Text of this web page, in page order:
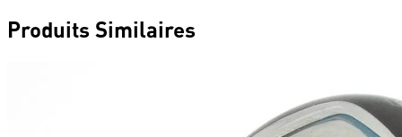
Produits Similaires